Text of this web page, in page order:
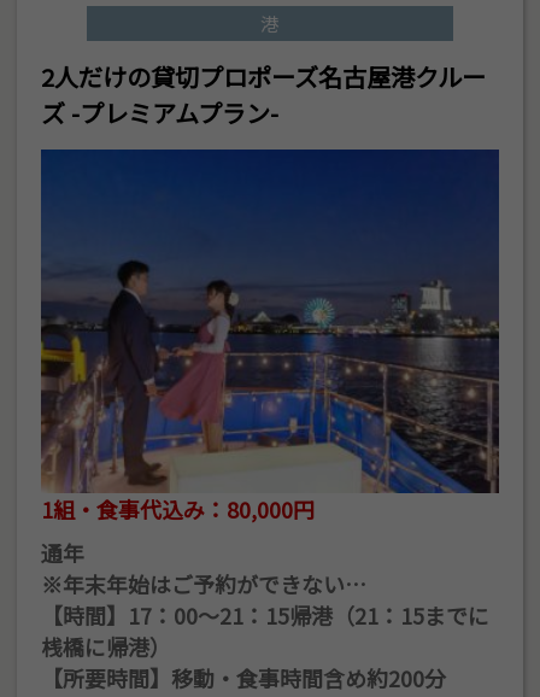
港
2人だけの貸切プロポーズ名古屋港クルー
ズ -プレミアムプラン-
1組・食事代込み：80,000円
通年
※年末年始はご予約ができない…
【時間】17：00〜21：15帰港（21：15までに
桟橋に帰港）
【所要時間】移動・食事時間含め約200分